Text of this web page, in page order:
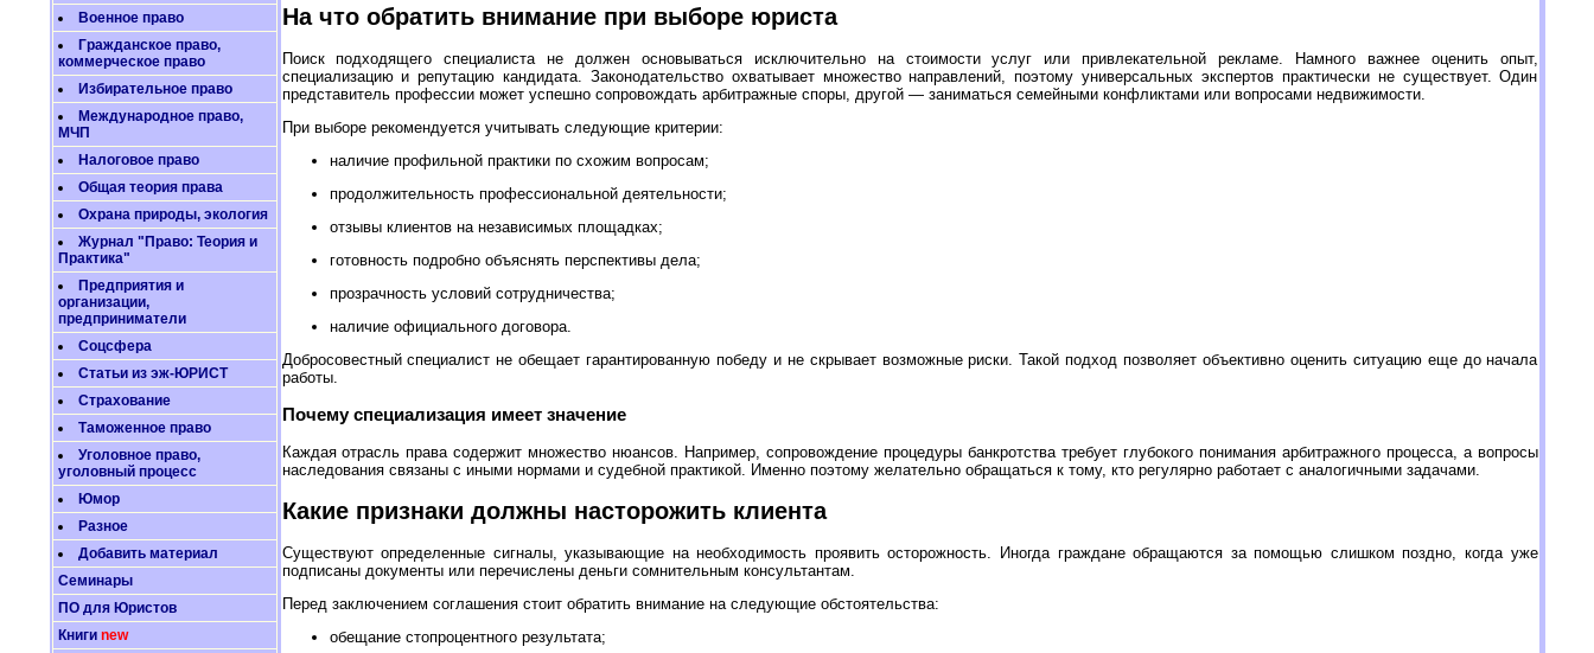
Военное право
Гражданское право,
коммерческое право
Избирательное право
Международное право,
МЧП
Налоговое право
Общая теория права
Охрана природы, экология
Журнал "Право: Теория и
Практика"
Предприятия и
организации,
предприниматели
Соцсфера
Статьи из эж-ЮРИСТ
Страхование
Таможенное право
Уголовное право,
уголовный процесс
Юмор
Разное
Добавить материал
Семинары
ПО для Юристов
Книги new
На что обратить внимание при выборе юриста
Поиск подходящего специалиста не должен основываться исключительно на стоимости услуг или привлекательной рекламе. Намного важнее оценить опыт,
специализацию и репутацию кандидата. Законодательство охватывает множество направлений, поэтому универсальных экспертов практически не существует. Один
представитель профессии может успешно сопровождать арбитражные споры, другой — заниматься семейными конфликтами или вопросами недвижимости.
При выборе рекомендуется учитывать следующие критерии:
наличие профильной практики по схожим вопросам;
продолжительность профессиональной деятельности;
отзывы клиентов на независимых площадках;
готовность подробно объяснять перспективы дела;
прозрачность условий сотрудничества;
наличие официального договора.
Добросовестный специалист не обещает гарантированную победу и не скрывает возможные риски. Такой подход позволяет объективно оценить ситуацию еще до начала
работы.
Почему специализация имеет значение
Каждая отрасль права содержит множество нюансов. Например, сопровождение процедуры банкротства требует глубокого понимания арбитражного процесса, а вопросы
наследования связаны с иными нормами и судебной практикой. Именно поэтому желательно обращаться к тому, кто регулярно работает с аналогичными задачами.
Какие признаки должны насторожить клиента
Существуют определенные сигналы, указывающие на необходимость проявить осторожность. Иногда граждане обращаются за помощью слишком поздно, когда уже
подписаны документы или перечислены деньги сомнительным консультантам.
Перед заключением соглашения стоит обратить внимание на следующие обстоятельства:
обещание стопроцентного результата;